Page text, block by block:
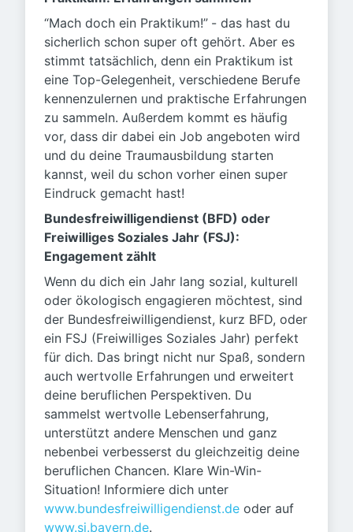
“Mach doch ein Praktikum!” - das hast du
sicherlich schon super oft gehört. Aber es
stimmt tatsächlich, denn ein Praktikum ist
eine Top-Gelegenheit, verschiedene Berufe
kennenzulernen und praktische Erfahrungen
zu sammeln. Außerdem kommt es häufig
vor, dass dir dabei ein Job angeboten wird
und du deine Traumausbildung starten
kannst, weil du schon vorher einen super
Eindruck gemacht hast!
Bundesfreiwilligendienst (BFD) oder
Freiwilliges Soziales Jahr (FSJ):
Engagement zählt
Wenn du dich ein Jahr lang sozial, kulturell
oder ökologisch engagieren möchtest, sind
der Bundesfreiwilligendienst, kurz BFD, oder
ein FSJ (Freiwilliges Soziales Jahr) perfekt
für dich. Das bringt nicht nur Spaß, sondern
auch wertvolle Erfahrungen und erweitert
deine beruflichen Perspektiven. Du
sammelst wertvolle Lebenserfahrung,
unterstützt andere Menschen und ganz
nebenbei verbesserst du gleichzeitig deine
beruflichen Chancen. Klare Win-Win-
Situation! Informiere dich unter
www.bundesfreiwilligendienst.de oder auf
www.sj.bayern.de.